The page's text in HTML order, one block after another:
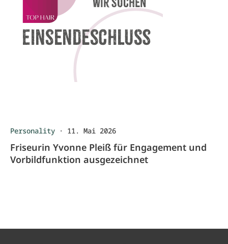
Personality · 11. Mai 2026
Friseurin Yvonne Pleiß für Engagement und
Vorbildfunktion ausgezeichnet